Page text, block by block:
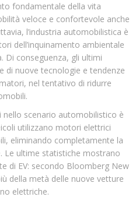
fondamentale della vita
veloce e confortevole anche
l’industria automobilistica è
dell’inquinamento ambientale
Di conseguenza, gli ultimi
di nuove tecnologie e tendenze
nel tentativo di ridurre
nello scenario automobilistico è
utilizzano motori elettrici
eliminando completamente la
Le ultime statistiche mostrano
di EV: secondo Bloomberg New
della metà delle nuove vetture
elettriche.